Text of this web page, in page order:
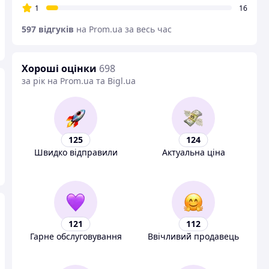
1
16
597 відгуків на Prom.ua за весь час
Хороші оцінки 698
за рік на Prom.ua та Bigl.ua
125
Швидко відправили
124
Актуальна ціна
121
Гарне обслуговування
112
Ввічливий продавець